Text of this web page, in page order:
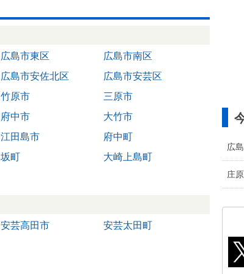
広島市東区
広島市南区
広島市安佐北区
広島市安芸区
竹原市
三原市
府中市
大竹市
江田島市
府中町
坂町
大崎上島町
安芸高田市
安芸太田町
広
庄